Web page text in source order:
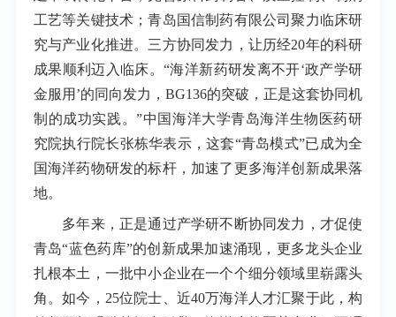
工艺等关键技术；青岛国信制药有限公司聚力临床研
究与产业化推进。三方协同发力，让历经20年的科研
成果顺利迈入临床。“海洋新药研发离不开‘政产学研
金服用’的同向发力，BG136的突破，正是这套协同机
制的成功实践。”中国海洋大学青岛海洋生物医药研
究院执行院长张栋华表示，这套“青岛模式”已成为全
国海洋药物研发的标杆，加速了更多海洋创新成果落
地。
多年来，正是通过产学研不断协同发力，才促使
青岛“蓝色药库”的创新成果加速涌现，更多龙头企业
扎根本土，一批中小企业在一个个细分领域里崭露头
角。如今，25位院士、近40万海洋人才汇聚于此，构